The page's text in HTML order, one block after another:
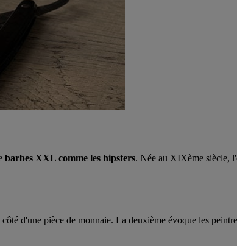
barbes XXL comme les hipsters. Née au XIXème siècle,
d'une pièce de monnaie. La deuxième évoque les